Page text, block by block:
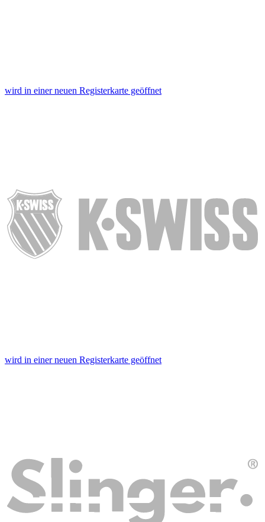
wird in einer neuen Registerkarte geöffnet
wird in einer neuen Registerkarte geöffnet